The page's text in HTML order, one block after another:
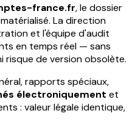
france.fr, le dossier
La direction
et l'équipe d'audit
en temps réel — sans
risque de version obsolète.
rapports spéciaux,
électroniquement et
: valeur légale identique,